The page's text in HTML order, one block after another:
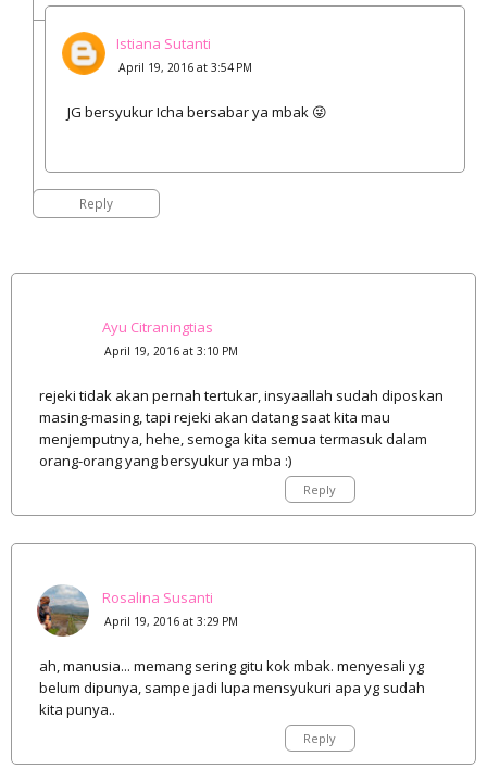
Istiana Sutanti
April 19, 2016 at 3:54 PM
JG bersyukur Icha bersabar ya mbak 😜
Reply
Ayu Citraningtias
April 19, 2016 at 3:10 PM
rejeki tidak akan pernah tertukar, insyaallah sudah diposkan
masing-masing, tapi rejeki akan datang saat kita mau
menjemputnya, hehe, semoga kita semua termasuk dalam
orang-orang yang bersyukur ya mba :)
Reply
Rosalina Susanti
April 19, 2016 at 3:29 PM
ah, manusia... memang sering gitu kok mbak. menyesali yg
belum dipunya, sampe jadi lupa mensyukuri apa yg sudah
kita punya..
Reply